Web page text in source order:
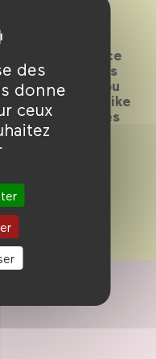
des
donne
ceux
pas
en fait partie.
de sa présence
avec d’autres
critique ou
John Ford à Spike
les mythes